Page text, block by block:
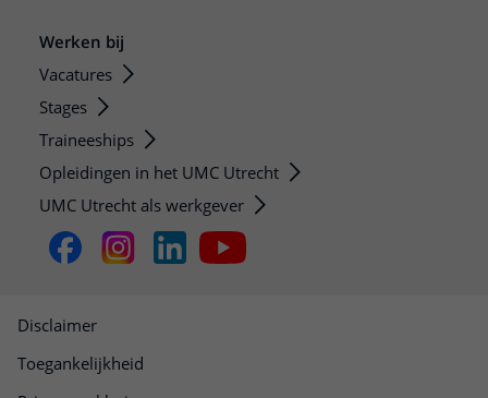
Werken bij
Vacatures
Stages
Traineeships
Opleidingen in het UMC Utrecht
UMC Utrecht als werkgever
Disclaimer
Toegankelijkheid